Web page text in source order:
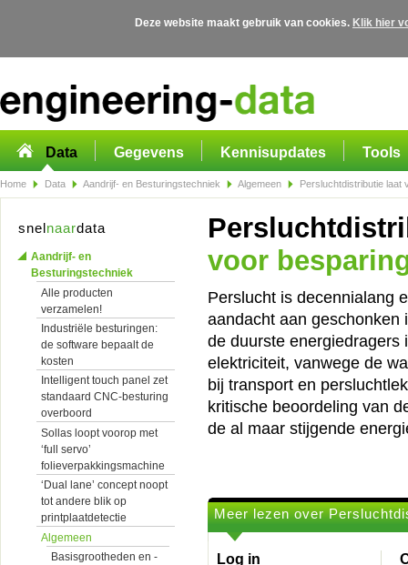
Deze website maakt gebruik van cookies. Klik hier
Data Gegevens Kennisupdates Tools
Home Data Aandrijf- en Besturingstechniek Algemeen Persluchtdistributie laat
snelnaardata
Aandrijf- en
Besturingstechniek
Alle producten
verzamelen!
Industriële besturingen:
de software bepaalt de
kosten
Intelligent touch panel zet
standaard CNC-besturing
overboord
Sollas loopt voorop met
‘full servo’
folieverpakkingsmachine
‘Dual lane’ concept noopt
tot andere blik op
printplaatdetectie
Algemeen
Basisgrootheden en -
voor
Perslucht is decennialang
aandacht aan
de duurste energiedragers
elektriciteit, vanwege de
bij transport en
kritische beoordeling van
de al maar stijgende
Meer lezen over
Log in